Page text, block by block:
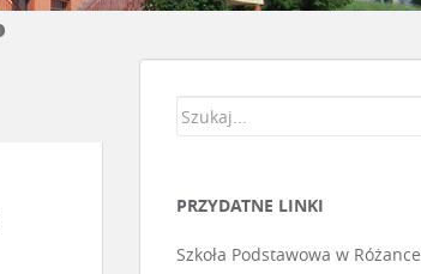
PRZYDATNE LINKI
Szkoła Podstawowa w Różance